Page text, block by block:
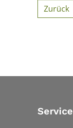
Zurück
Service